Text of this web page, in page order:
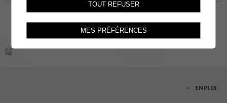
EMPLOI
TOUT REFUSER
MES PRÉFÉRENCES